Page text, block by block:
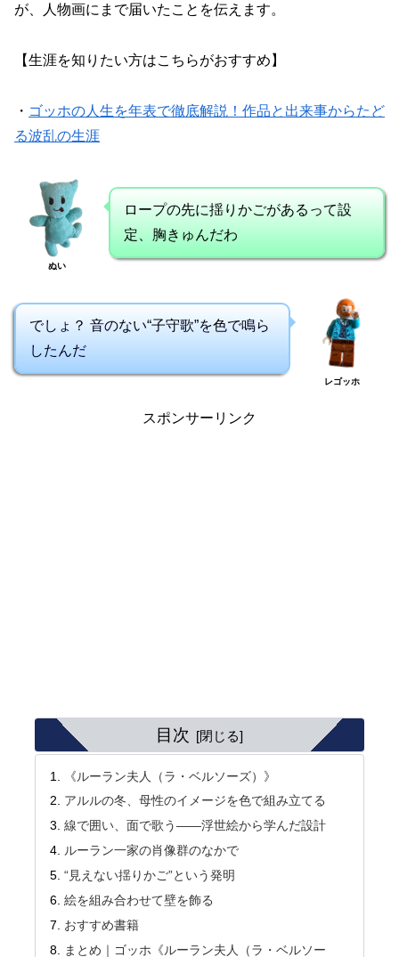
が、人物画にまで届いたことを伝えます。
【生涯を知りたい方はこちらがおすすめ】
・ ゴッホの人生を年表で徹底解説！作品と出来事からたど
る波乱の生涯
ぬい
ロープの先に揺りかごがあるって設
定、胸きゅんだわ
でしょ？ 音のない“子守歌”を色で鳴ら
したんだ
レゴッホ
スポンサーリンク
目次
《ルーラン夫人（ラ・ベルソーズ）》
アルルの冬、母性のイメージを色で組み立てる
線で囲い、面で歌う――浮世絵から学んだ設計
ルーラン一家の肖像群のなかで
“見えない揺りかご”という発明
絵を組み合わせて壁を飾る
おすすめ書籍
まとめ｜ゴッホ《ルーラン夫人（ラ・ベルソー